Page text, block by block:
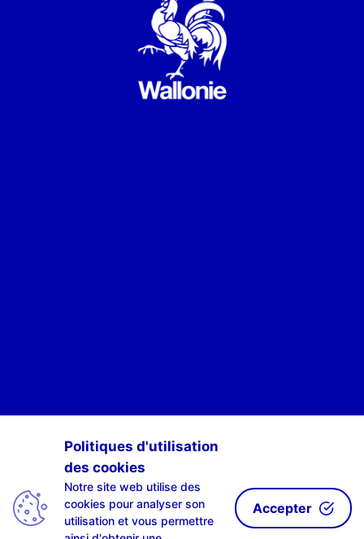
POUR ÊTRE INFORMÉ·E·S DES ACTIVITÉS DE SCAN-R
S'INSCRIRE À NOTRE NEWSLETTE-R
Politiques d'utilisation
des cookies
Notre site web utilise des
cookies pour analyser son
utilisation et vous permettre
Accepter